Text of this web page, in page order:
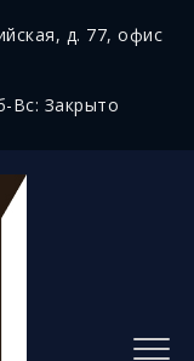
д. 77, офис
Вс: Закрыто